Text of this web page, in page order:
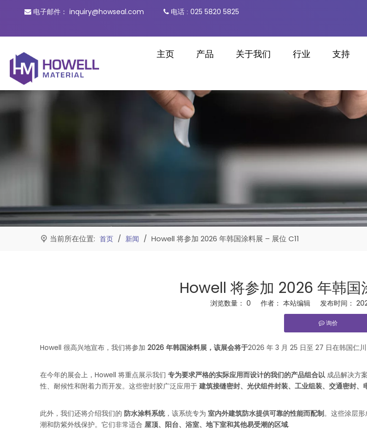
 电子邮件： inquiry@howseal.com  电话 : 025 5820 5825
主页 产品 关于我们 行业 支持
当前所在位置: 首页 / 新闻 / Howell 将参加 2026 年韩国涂料展 – 展位 C11
Howell 将参加 2026 年韩国
浏览数量： 0 作者： 本站编辑 发布时间：
询价
["facebook","twitter","line","wechat","linkedin","pinterest","whatsapp"]
Howell 很高兴地宣布，我们将参加 2026 年韩国涂料展，该展会将于2026 年 3 月 25 日至 27 日在韩国仁川
在今年的展会上，Howell 将重点展示我们 专为要求严格的实际应用而设计的我们的产品组合以成品解决方案
性、耐候性和附着力而开发。这些密封胶广泛应用于建筑接缝密封、光伏组件封装、工业组装、交通密封、
此外，我们还将介绍我们的 防水涂料系统，该系统专为 室内外建筑防水提供可靠的性能而配制。这些涂层
潮和防紫外线保护。它们非常适合 屋顶、阳台、浴室、地下室和其他易受潮的区域.